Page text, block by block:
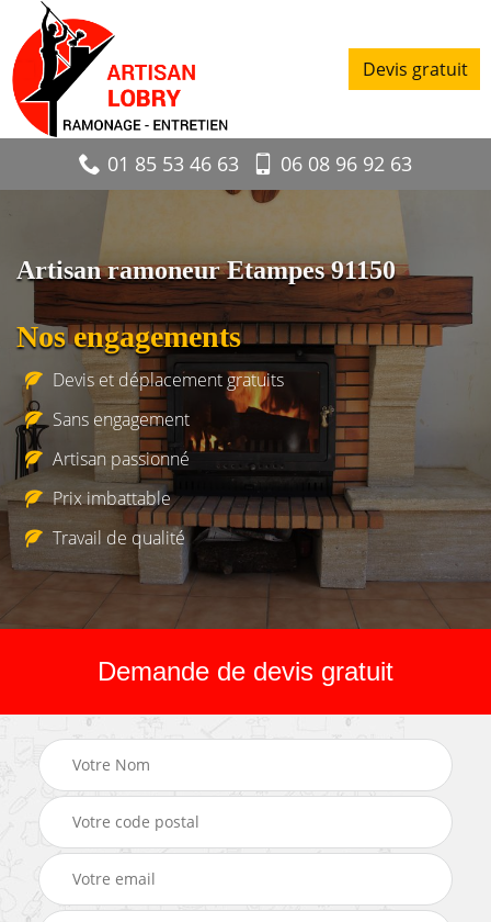
Devis gratuit
01 85 53 46 63 06 08 96 92 63
Artisan ramoneur Etampes 91150
Nos engagements
Devis et déplacement gratuits
Sans engagement
Artisan passionné
Prix imbattable
Travail de qualité
Demande de devis gratuit